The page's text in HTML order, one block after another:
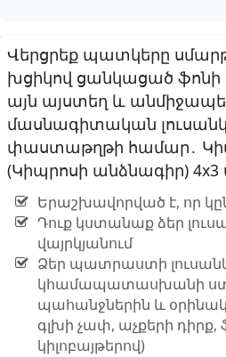
Վերցրեք պատկերը
խցիկով ցանկացած ֆոնի
այն այստեղ և
մասնագիտական
փաստաթղթի համար․
(Կիպրոսի անձնագիր) 4x3
Երաշխավորված է, որ
Դուք կստանաք ձեր
վայրկյանում
Ձեր պատրաստի
կհամապատասխանի
պահանջներին և
գլխի չափ, աչքերի դիրք,
կիլոբայթերով)